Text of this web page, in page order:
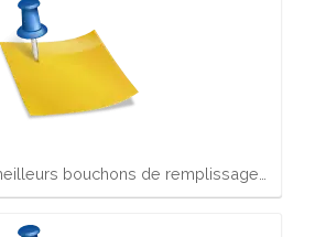
bouchons de remplissage…